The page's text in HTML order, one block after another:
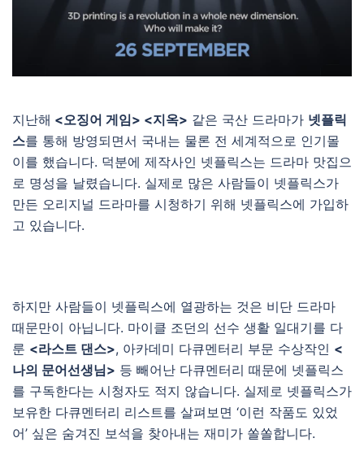
지난해 <오징어 게임> <지옥> 같은 국산 드라마가 넷플릭
스를 통해 방영되면서 국내는 물론 전 세계적으로 인기몰
이를 했습니다. 덕분에 제작사인 넷플릭스는 드라마 맛집으
로 명성을 날렸습니다. 실제로 많은 사람들이 넷플릭스가
만든 오리지널 드라마를 시청하기 위해 넷플릭스에 가입하
고 있습니다.
하지만 사람들이 넷플릭스에 열광하는 것은 비단 드라마
때문만이 아닙니다. 마이클 조던의 선수 생활 일대기를 다
룬 <라스트 댄스>, 아카데미 다큐멘터리 부문 수상작인 <
나의 문어선생님> 등 빼어난 다큐멘터리 때문에 넷플릭스
를 구독한다는 시청자도 적지 않습니다. 실제로 넷플릭스가
보유한 다큐멘터리 리스트를 살펴보면 ‘이런 작품도 있었
어’ 싶은 숨겨진 보석을 찾아내는 재미가 쏠쏠합니다.